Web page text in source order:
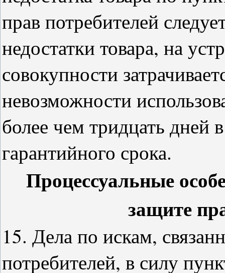
прав потребителей
недостатки товара, на
совокупности
невозможности
более чем тридцать дней
гарантийного срока.
Процессуальные
защите
15. Дела по искам,
потребителей, в силу